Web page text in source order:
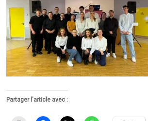
Partager l'article avec :